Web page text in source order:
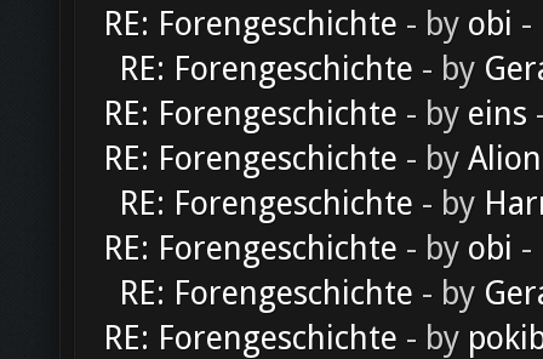
RE: Forengeschichte - by obi -
RE: Forengeschichte - by
RE: Forengeschichte - by eins
RE: Forengeschichte - by Alion
RE: Forengeschichte - by
RE: Forengeschichte - by obi -
RE: Forengeschichte - by
RE: Forengeschichte - by